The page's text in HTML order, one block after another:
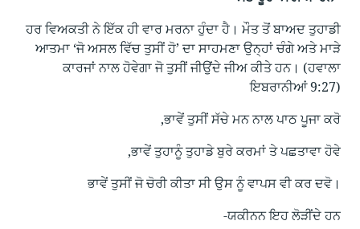
ਹਰ ਵਿਅਕਤੀ ਨੇ ਇੱਕ ਹੀ ਵਾਰ ਮਰਨਾ ਹੁੰਦਾ ਹੈ। ਮੌਤ ਤੋਂ ਬਾਅਦ ਤੁਹਾਡੀ
ਆਤਮਾ ‘ਜੋ ਅਸਲ ਵਿੱਚ ਤੁਸੀਂ ਹੋ’ ਦਾ ਸਾਹਮਣਾ ਉਨ੍ਹਾਂ ਚੰਗੇ ਅਤੇ ਮਾੜੇ
ਕਾਰਜਾਂ ਨਾਲ ਹੋਵੇਗਾ ਜੋ ਤੁਸੀਂ ਜੀਉਂਦੇ ਜੀਅ ਕੀਤੇ ਹਨ। (ਹਵਾਲਾ
ਇਬਰਾਨੀਆਂ 9:27)
ਭਾਵੇਂ ਤੁਸੀਂ ਸੱਚੇ ਮਨ ਨਾਲ ਪਾਠ ਪੂਜਾ ਕਰੋ,
ਭਾਵੇਂ ਤੁਹਾਨੂੰ ਤੁਹਾਡੇ ਬੁਰੇ ਕਰਮਾਂ ਤੇ ਪਛਤਾਵਾ ਹੋਵੇ,
ਭਾਵੇਂ ਤੁਸੀਂ ਜੋ ਚੋਰੀ ਕੀਤਾ ਸੀ ਉਸ ਨੂੰ ਵਾਪਸ ਵੀ ਕਰ ਦਵੋ।
ਯਕੀਨਨ ਇਹ ਲੋੜੀਂਦੇ ਹਨ-